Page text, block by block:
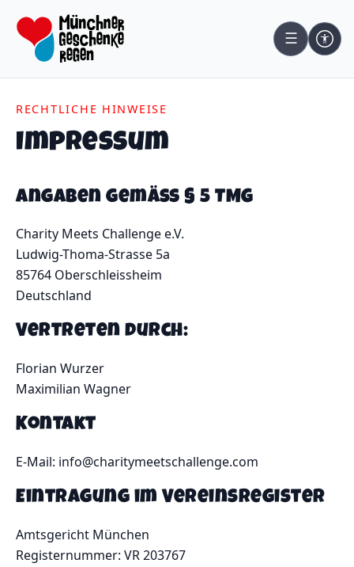
☰
RECHTLICHE HINWEISE
Impressum
Angaben gemäß § 5 TMG
Charity Meets Challenge e.V.
Ludwig-Thoma-Strasse 5a
85764 Oberschleissheim
Deutschland
Vertreten durch:
Florian Wurzer
Maximilian Wagner
Kontakt
E-Mail: info@charitymeetschallenge.com
Eintragung im Vereinsregister
Amtsgericht München
Registernummer: VR 203767